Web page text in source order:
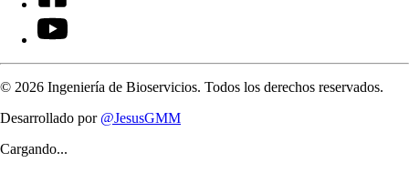
© 2026 Ingeniería de Bioservicios. Todos los derechos reservados.
Desarrollado por @JesusGMM
Cargando...